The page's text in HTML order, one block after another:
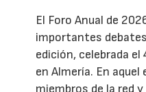
El Foro Anual de
importantes
edición, celebrada
en Almería. En